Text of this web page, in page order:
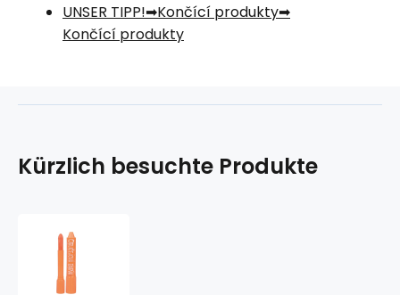
UNSER TIPP!
Končící produkty
Končící produkty
Kürzlich besuchte Produkte